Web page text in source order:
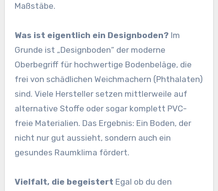
Maßstäbe.
Was ist eigentlich ein Designboden? Im
Grunde ist „Designboden“ der moderne
Oberbegriff für hochwertige Bodenbeläge, die
frei von schädlichen Weichmachern (Phthalaten)
sind. Viele Hersteller setzen mittlerweile auf
alternative Stoffe oder sogar komplett PVC-
freie Materialien. Das Ergebnis: Ein Boden, der
nicht nur gut aussieht, sondern auch ein
gesundes Raumklima fördert.
Vielfalt, die begeistert Egal ob du den